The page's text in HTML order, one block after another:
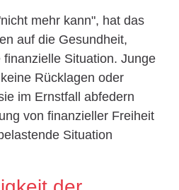
mehr kann", hat das
auf die Gesundheit,
Situation. Junge
Rücklagen oder
im Ernstfall abfedern
von finanzieller Freiheit
Situation